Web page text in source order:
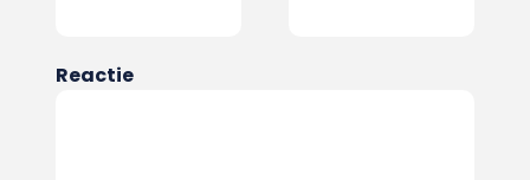
Reactie